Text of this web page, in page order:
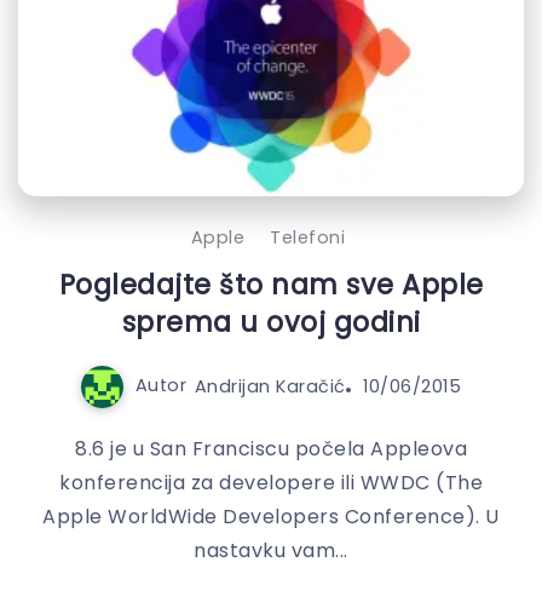
Apple Telefoni
Pogledajte što nam sve Apple
sprema u ovoj godini
Autor Andrijan Karačić 10/06/2015
8.6 je u San Franciscu počela Appleova
konferencija za developere ili WWDC (The
Apple WorldWide Developers Conference). U
nastavku vam...